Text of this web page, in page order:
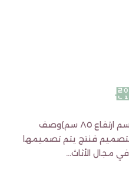
المقاسات طول ١٢٠ سم عرض ٤٠ سم ارتفاع ٨٥ سم)وصف
فنتج يتم تصميمها